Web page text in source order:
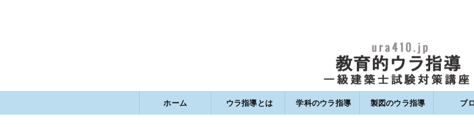
ホーム ウラ指導とは 学科のウラ指導 製図のウラ指導 ブ